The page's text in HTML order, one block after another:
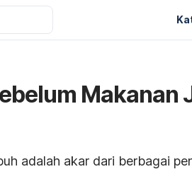
Makanan
adalah akar dari berbagai